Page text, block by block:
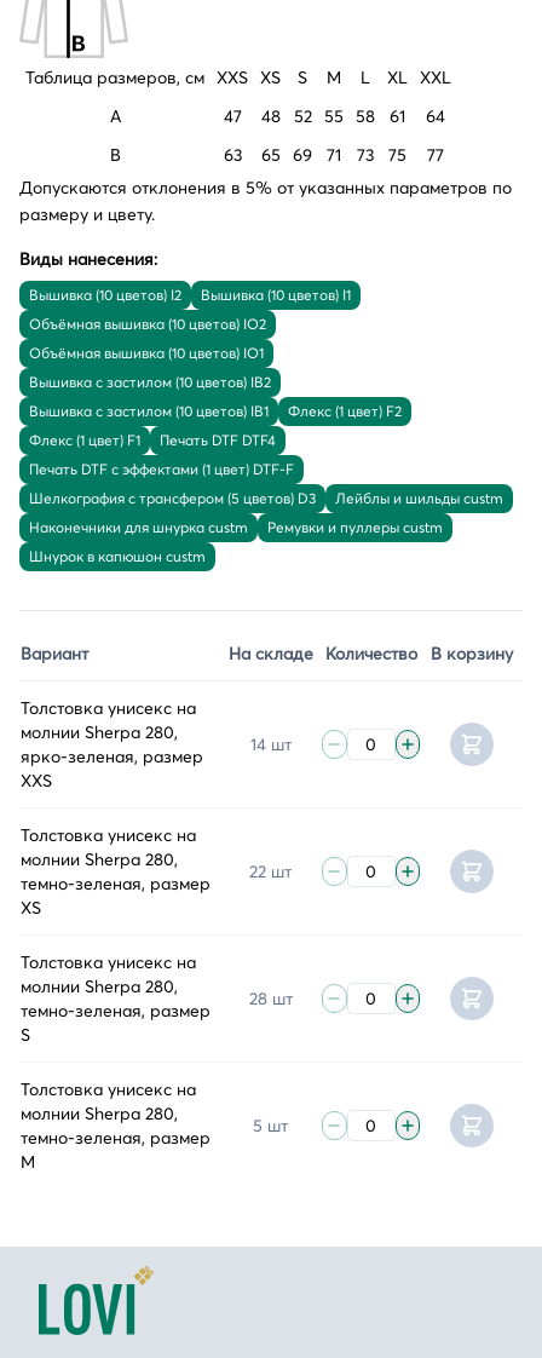
Таблица размеров, см XXS XS S M L XL XXL
A
47 48 52 55 58 61
64
B
63 65 69 71 73 75
77
Допускаются отклонения в 5% от указанных параметров по
размеру и цвету.
Виды нанесения:
Вышивка (10 цветов) I2
Вышивка (10 цветов) I1
Объёмная вышивка (10 цветов) IO2
Объёмная вышивка (10 цветов) IO1
Вышивка с застилом (10 цветов) IB2
Вышивка с застилом (10 цветов) IB1
Флекс (1 цвет) F2
Флекс (1 цвет) F1
Печать DTF DTF4
Печать DTF с эффектами (1 цвет) DTF-F
Шелкография с трансфером (5 цветов) D3
Лейблы и шильды custm
Наконечники для шнурка custm
Ремувки и пуллеры custm
Шнурок в капюшон custm
Вариант На складе Количество В корзину
Толстовка унисекс на
молнии Sherpa 280,
ярко-зеленая, размер
XXS
14 шт
Толстовка унисекс на
молнии Sherpa 280,
темно-зеленая, размер
XS
22 шт
Толстовка унисекс на
молнии Sherpa 280,
темно-зеленая, размер
S
28 шт
Толстовка унисекс на
молнии Sherpa 280,
темно-зеленая, размер
M
5 шт